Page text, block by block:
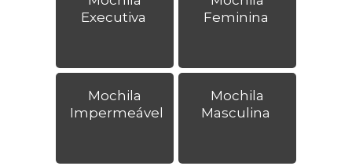
Executiva
Feminina
Mochila
Impermeável
Mochila
Masculina